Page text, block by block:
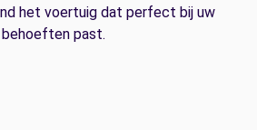
het voertuig dat perfect bij uw
behoeften past.